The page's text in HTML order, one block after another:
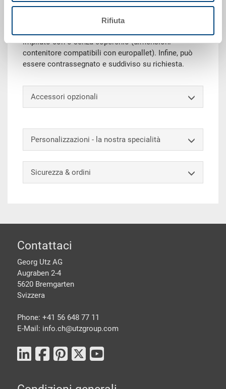
Rifiuta
Grazie alla sua capacità di carico, il contenitore
impilabile RAKO è ideale per trasporto e stoccaggio.
impilato con o senza coperchio (dimensioni
contenitore compatibili con europallet). Infine, può
essere contrassegnato e suddiviso su richiesta.
Accessori opzionali
Personalizzazioni - la nostra specialità
Sicurezza & ordini
piè di pagine
Contattaci
Georg Utz AG
Augraben 2-4
5620 Bremgarten
Svizzera
Phone: +41 56 648 77 11
E-Mail: info.ch@utzgroup.com